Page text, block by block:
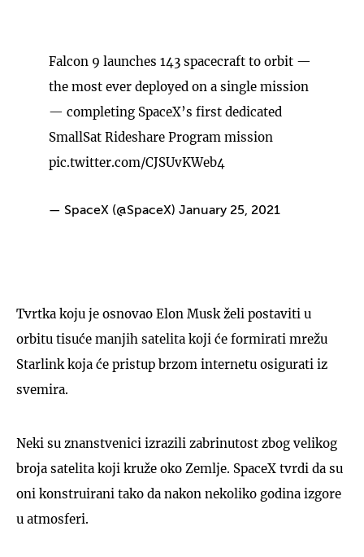
Falcon 9 launches 143 spacecraft to orbit —
the most ever deployed on a single mission
— completing SpaceX’s first dedicated
SmallSat Rideshare Program mission
pic.twitter.com/CJSUvKWeb4
— SpaceX (@SpaceX) January 25, 2021
Tvrtka koju je osnovao Elon Musk želi postaviti u
orbitu tisuće manjih satelita koji će formirati mrežu
Starlink koja će pristup brzom internetu osigurati iz
svemira.
Neki su znanstvenici izrazili zabrinutost zbog velikog
broja satelita koji kruže oko Zemlje. SpaceX tvrdi da su
oni konstruirani tako da nakon nekoliko godina izgore
u atmosferi.